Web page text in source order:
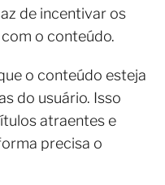
de incentivar os
o conteúdo.
o conteúdo esteja
do usuário. Isso
atraentes e
precisa o